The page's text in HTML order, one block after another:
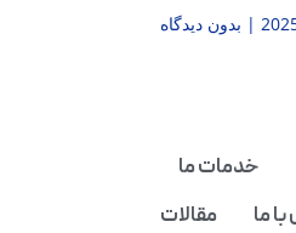
بدون دیدگاه
خدمات ما
ما مقالات